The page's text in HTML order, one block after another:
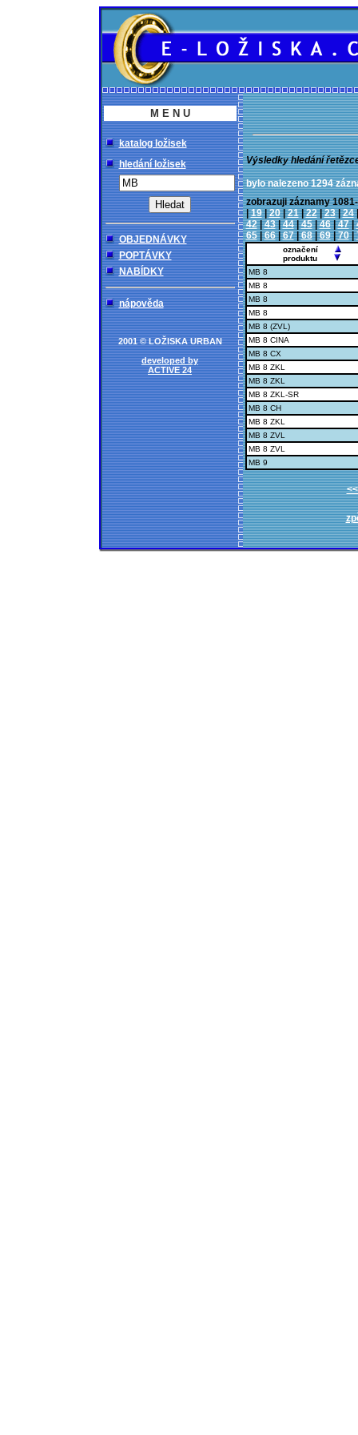
M E N U
katalog ložisek
hledání ložisek
OBJEDNÁVKY
POPTÁVKY
NABÍDKY
nápověda
2001 © LOŽISKA URBAN
developed by
ACTIVE 24
Výsledky hledání
bylo nalezeno 1294
zobrazuji záznamy
|19|20|21|22|23|24
42|43|44|45|46|47|
65|66|67|68|69|70|
označení
produktu
MB 8
MB 8
MB 8
MB 8
MB 8 (ZVL)
MB 8 CINA
MB 8 CX
MB 8 ZKL
MB 8 ZKL
MB 8 ZKL-SR
MB 8 CH
MB 8 ZKL
MB 8 ZVL
MB 8 ZVL
MB 9